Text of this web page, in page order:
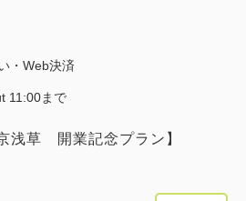
・Web決済
11:00まで
浅草 開業記念プラン】